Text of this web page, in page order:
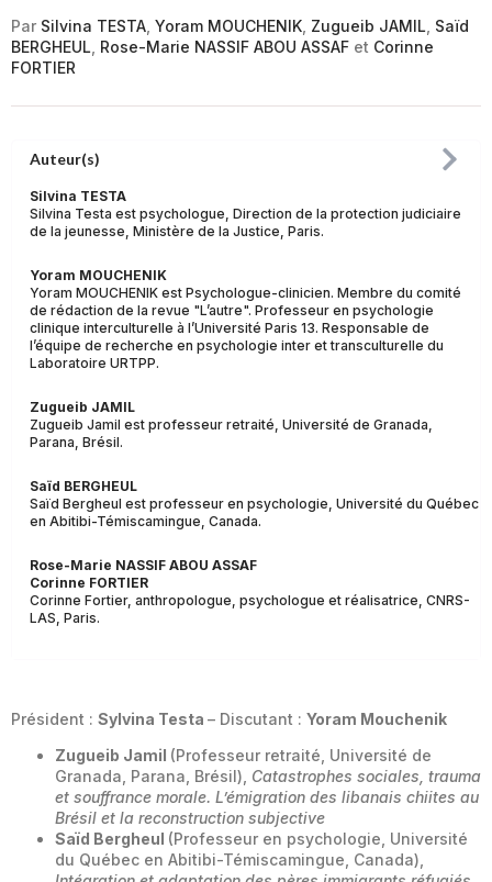
Par Silvina TESTA Yoram MOUCHENIK Zugueib JAMIL Saïd
BERGHEUL Rose-Marie NASSIF ABOU ASSAF et Corinne
FORTIER
Auteur(s)
Silvina TESTA
Silvina Testa est psychologue, Direction de la protection judiciaire
de la jeunesse, Ministère de la Justice, Paris.
Yoram MOUCHENIK
Yoram MOUCHENIK est Psychologue-clinicien. Membre du comité
de rédaction de la revue "L’autre". Professeur en psychologie
clinique interculturelle à l’Université Paris 13. Responsable de
l’équipe de recherche en psychologie inter et transculturelle du
Laboratoire URTPP.
Zugueib JAMIL
Zugueib Jamil est professeur retraité, Université de Granada,
Parana, Brésil.
Saïd BERGHEUL
Saïd Bergheul est professeur en psychologie, Université du Québec
en Abitibi-Témiscamingue, Canada.
Rose-Marie NASSIF ABOU ASSAF
Corinne FORTIER
Corinne Fortier, anthropologue, psychologue et réalisatrice, CNRS-
LAS, Paris.
Président : Sylvina Testa – Discutant : Yoram Mouchenik
Zugueib Jamil (Professeur retraité, Université de
Granada, Parana, Brésil), Catastrophes sociales, trauma
et souffrance morale. L’émigration des libanais chiites au
Brésil et la reconstruction subjective
Saïd Bergheul (Professeur en psychologie, Université
du Québec en Abitibi-Témiscamingue, Canada),